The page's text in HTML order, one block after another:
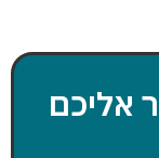
אליכם